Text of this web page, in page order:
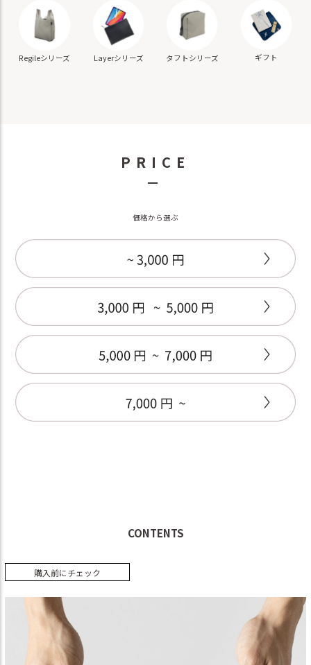
Regileシリーズ Layerシリーズ タフトシリーズ ギフト
PRICE
－
価格から選ぶ
CONTENTS
購入前にチェック